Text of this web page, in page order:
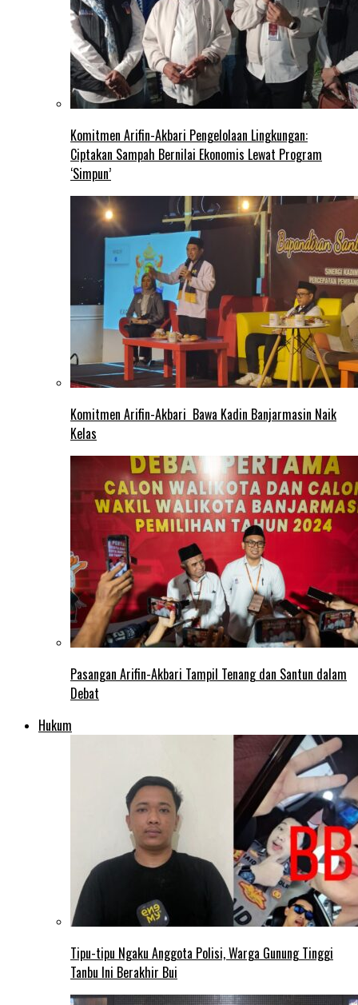
Komitmen Arifin-Akbari Pengelolaan Lingkungan:
Ciptakan Sampah Bernilai Ekonomis Lewat Program
‘Simpun’
Komitmen Arifin-Akbari Bawa Kadin Banjarmasin Naik
Kelas
Pasangan Arifin-Akbari Tampil Tenang dan Santun dalam
Debat
Hukum
Tipu-tipu Ngaku Anggota Polisi, Warga Gunung Tinggi
Tanbu Ini Berakhir Bui